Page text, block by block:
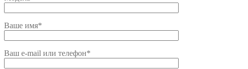
Ваше имя*
Ваш e-mail или телефон*